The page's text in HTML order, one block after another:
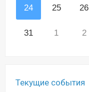
24 25 26
31 1 2
Текущие события